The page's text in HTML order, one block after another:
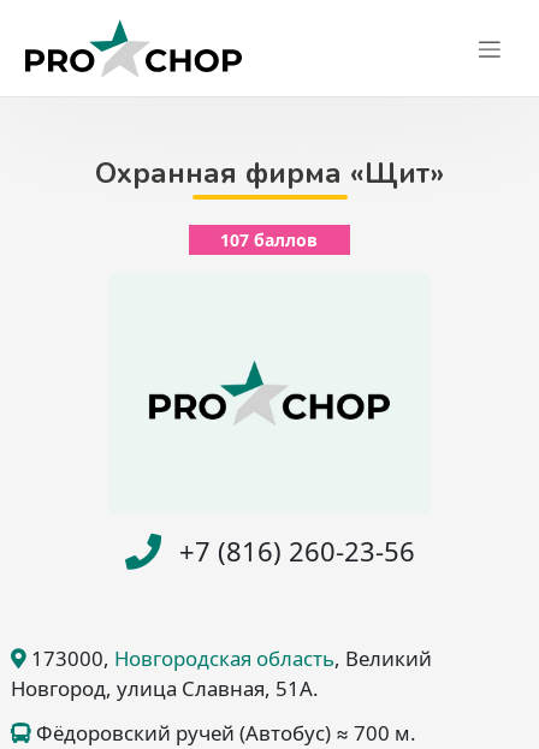
content
Охранная фирма «Щит»
107 баллов
+7 (816) 260-23-56
173000, Новгородская область, Великий
Новгород, улица Славная, 51А.
Фёдоровский ручей (Автобус) ≈ 700 м.